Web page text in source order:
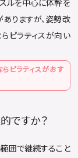
ルを中心に体幹を
ありますが、姿勢改
ピラティスが向い
らピラティスがおす
ですか？
囲で継続すること